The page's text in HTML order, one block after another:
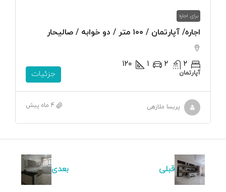
برای اجاره
اجاره/ آپارتمان / ۱۰۰ متر / دو خوابه / صالیحار
2
2
1
120
آپارتمان جزئیات
پریسا ملازهی 4 ماه پیش
قبلی بعدی